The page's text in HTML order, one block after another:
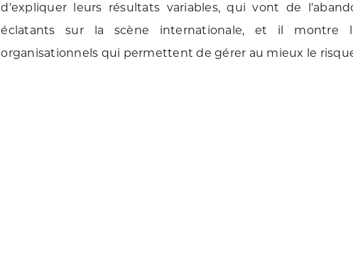
d'expliquer leurs résultats variables, qui vont de
éclatants sur la scène internationale, et il montre
organisationnels qui permettent de gérer au mieux le